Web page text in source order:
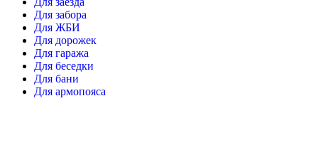
Для забора
Для ЖБИ
Для дорожек
Для гаража
Для беседки
Для бани
Для армопояса